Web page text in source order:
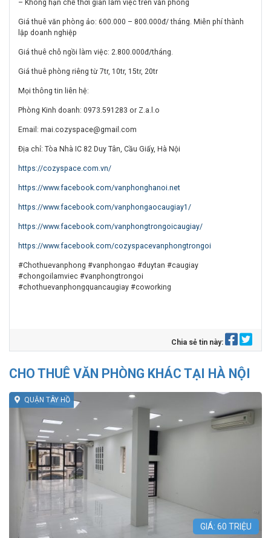
– Không hạn chế thời gian làm việc trên văn phòng
Giá thuê văn phòng ảo: 600.000 – 800.000đ/ tháng. Miễn phí thành
lập doanh nghiệp
Giá thuê chỗ ngồi làm việc: 2.800.000đ/tháng.
Giá thuê phòng riêng từ 7tr, 10tr, 15tr, 20tr
Mọi thông tin liên hệ:
Phòng Kinh doanh: 0973.591283 or Z.a.l.o
Email: mai.cozyspace@gmail.com
Địa chỉ: Tòa Nhà IC 82 Duy Tân, Cầu Giấy, Hà Nội
https://cozyspace.com.vn/
https://www.facebook.com/vanphonghanoi.net
https://www.facebook.com/vanphongaocaugiay1/
https://www.facebook.com/vanphongtrongoicaugiay/
https://www.facebook.com/cozyspacevanphongtrongoi
#Chothuevanphong #vanphongao #duytan #caugiay
#chongoilamviec #vanphongtrongoi
#chothuevanphongquancaugiay #coworking
Chia sẻ tin này:
CHO THUÊ VĂN PHÒNG KHÁC TẠI HÀ NỘI
QUẬN TÂY HỒ
GIÁ: 60 TRIỆU